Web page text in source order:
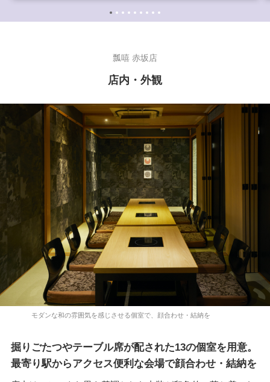
瓢嘻 赤坂店
店内・外観
モダンな和の雰囲気を感じさせる個室で、顔合わせ・結納を
掘りごたつやテーブル席が配された13の個室を用意。
最寄り駅からアクセス便利な会場で顔合わせ・結納を